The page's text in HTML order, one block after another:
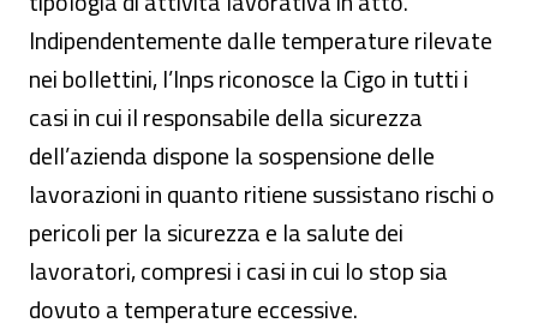
Indipendentemente dalle temperature rilevate
nei bollettini, l’Inps riconosce la Cigo in tutti i
casi in cui il responsabile della sicurezza
dell’azienda dispone la sospensione delle
lavorazioni in quanto ritiene sussistano rischi o
pericoli per la sicurezza e la salute dei
lavoratori, compresi i casi in cui lo stop sia
dovuto a temperature eccessive.